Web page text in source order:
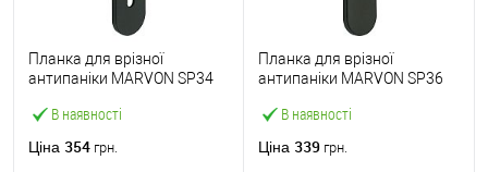
В наявності
Планка для врізної
антипаніки MARVON SP34
Ціна 354 грн.
В наявності
Планка для врізної
антипаніки MARVON SP36
Ціна 339 грн.